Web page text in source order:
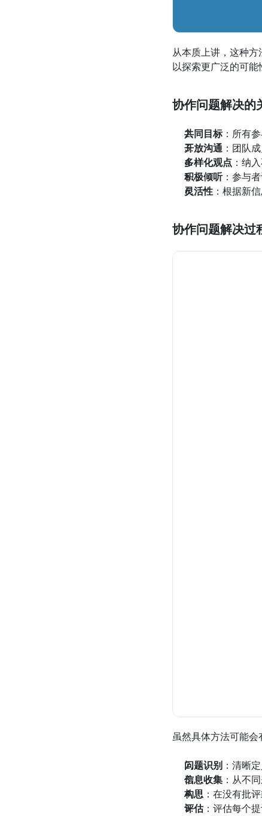
从本质上讲，这种
以探索更广泛的可能
协作问题解决的
共同目标：所有
开放沟通 ：团队
多样化观点 ：纳
积极倾听：参与
灵活性 ：根据新
协作问题解决过
虽然具体方法可能会
问题识别 ：清晰
信息收集 ：从不
构思 ：在没有批
评估：评估每个提